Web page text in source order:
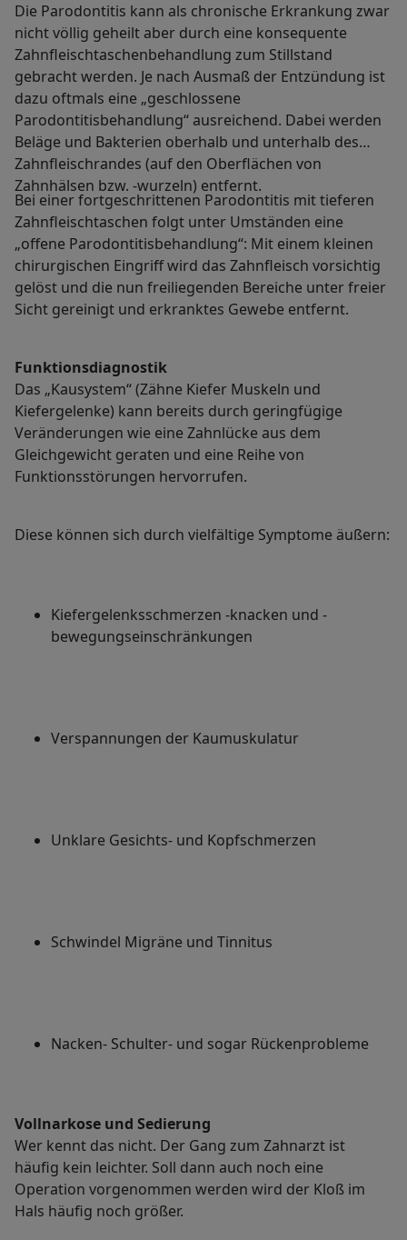
Die Parodontitis kann als chronische Erkrankung zwar
nicht völlig geheilt aber durch eine konsequente
Zahnfleischtaschenbehandlung zum Stillstand
gebracht werden. Je nach Ausmaß der Entzündung ist
dazu oftmals eine „geschlossene
Parodontitisbehandlung“ ausreichend. Dabei werden
Beläge und Bakterien oberhalb und unterhalb des
Zahnfleischrandes (auf den Oberflächen von
Zahnhälsen bzw. -wurzeln) entfernt.
Bei einer fortgeschrittenen Parodontitis mit tieferen
Zahnfleischtaschen folgt unter Umständen eine
„offene Parodontitisbehandlung“: Mit einem kleinen
chirurgischen Eingriff wird das Zahnfleisch vorsichtig
gelöst und die nun freiliegenden Bereiche unter freier
Sicht gereinigt und erkranktes Gewebe entfernt.
Funktionsdiagnostik
Das „Kausystem“ (Zähne Kiefer Muskeln und
Kiefergelenke) kann bereits durch geringfügige
Veränderungen wie eine Zahnlücke aus dem
Gleichgewicht geraten und eine Reihe von
Funktionsstörungen hervorrufen.
Diese können sich durch vielfältige Symptome äußern:
Kiefergelenksschmerzen -knacken und -
bewegungseinschränkungen
Verspannungen der Kaumuskulatur
Unklare Gesichts- und Kopfschmerzen
Schwindel Migräne und Tinnitus
Nacken- Schulter- und sogar Rückenprobleme
Vollnarkose und Sedierung
Wer kennt das nicht. Der Gang zum Zahnarzt ist
häufig kein leichter. Soll dann auch noch eine
Operation vorgenommen werden wird der Kloß im
Hals häufig noch größer.